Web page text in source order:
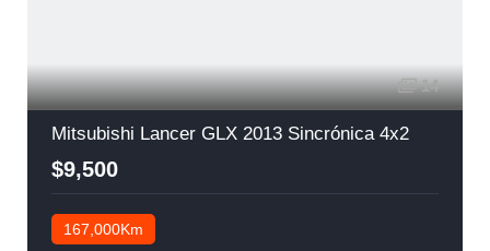
14
Mitsubishi Lancer GLX 2013 Sincrónica 4x2
$9,500
167,000Km